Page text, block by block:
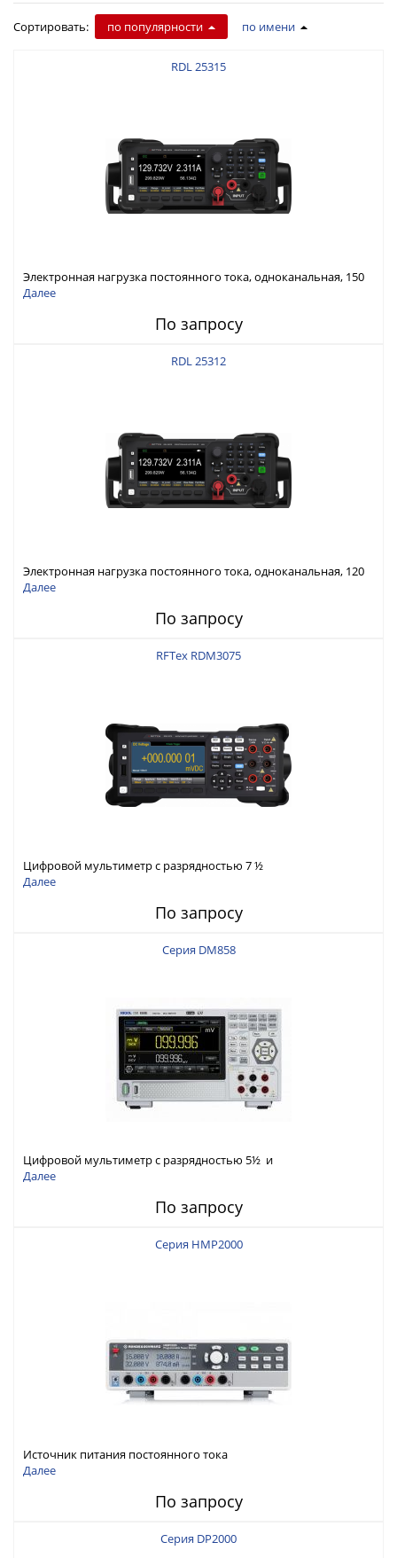
Сортировать: по популярности по имени
RDL 25315
Электронная нагрузка постоянного тока, одноканальная, 150
В, 30 А, 300 Вт
Далее
По запросу
RDL 25312
Электронная нагрузка постоянного тока, одноканальная, 120
В, 60 А, 300 Вт
Далее
По запросу
RFTex RDM3075
Цифровой мультиметр с разрядностью 7 ½
Далее
По запросу
Серия DM858
Цифровой мультиметр с разрядностью 5½ и
интерфейсами USB-device, USB-host, LAN и Web control
Далее
По запросу
Серия HMP2000
Источник питания постоянного тока
Далее
По запросу
Серия DP2000